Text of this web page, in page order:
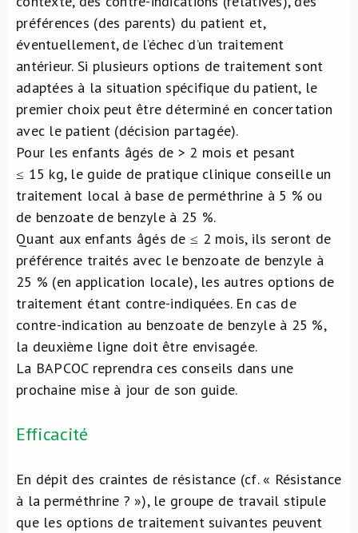
préférences (des parents) du patient et,
éventuellement, de l’échec d’un traitement
antérieur. Si plusieurs options de traitement sont
adaptées à la situation spécifique du patient, le
premier choix peut être déterminé en concertation
avec le patient (décision partagée).
Pour les enfants âgés de > 2 mois et pesant
≤ 15 kg, le guide de pratique clinique conseille un
traitement local à base de perméthrine à 5 % ou
de benzoate de benzyle à 25 %.
Quant aux enfants âgés de ≤ 2 mois, ils seront de
préférence traités avec le benzoate de benzyle à
25 % (en application locale), les autres options de
traitement étant contre-indiquées. En cas de
contre-indication au benzoate de benzyle à 25 %,
la deuxième ligne doit être envisagée.
La BAPCOC reprendra ces conseils dans une
prochaine mise à jour de son guide.
Efficacité
En dépit des craintes de résistance (cf. « Résistance
à la perméthrine ? »), le groupe de travail stipule
que les options de traitement suivantes peuvent